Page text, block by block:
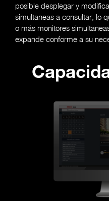
posible desplegar y
simultaneas a consultar, lo
o más monitores
expande conforme a su